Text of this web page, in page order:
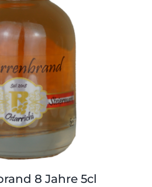
8 Jahre 5cl